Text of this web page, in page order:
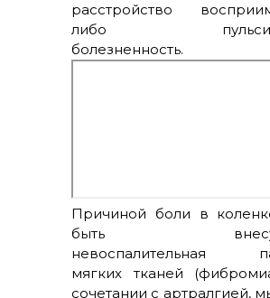
расстройство
либо
болезненность.
Причиной боли в
быть
невоспалительная
мягких тканей
сочетании с артралгией,